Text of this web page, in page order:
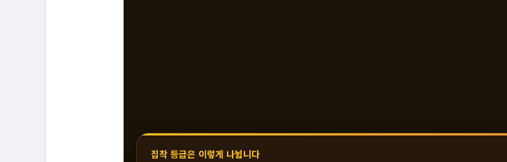
집착 등급은 이렇게 나뉩니다